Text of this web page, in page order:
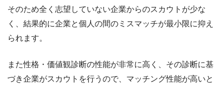
そのため全く志望していない企業からのスカウトが少な
く、結果的に企業と個人の間のミスマッチが最小限に抑え
られます。
また性格・価値観診断の性能が非常に高く、その診断に基
づき企業がスカウトを行うので、マッチング性能が高いと